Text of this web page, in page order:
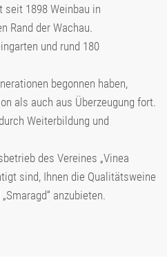
seit 1898 Weinbau in
Rand der Wachau.
und rund 180
begonnen haben,
als auch aus Überzeugung fort.
Weiterbildung und
des Vereines „Vinea
sind, Ihnen die Qualitätsweine
anzubieten.